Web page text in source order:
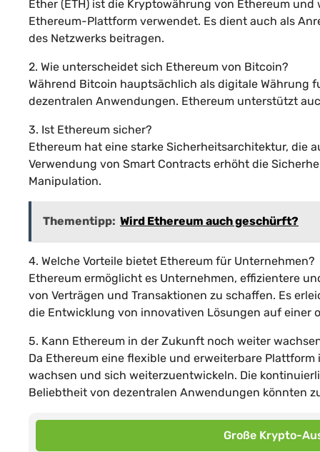
Ether (ETH) ist die Kryptowährung von Ethereum
Ethereum-Plattform verwendet. Es dient auch als
des Netzwerks beitragen.
2. Wie unterscheidet sich Ethereum von Bitcoin?
Während Bitcoin hauptsächlich als digitale
dezentralen Anwendungen. Ethereum unterstützt
3. Ist Ethereum sicher?
Ethereum hat eine starke Sicherheitsarchitektur, die
Verwendung von Smart Contracts erhöht die
Manipulation.
Thementipp: Wird Ethereum auch geschürft?
4. Welche Vorteile bietet Ethereum für Unternehmen?
Ethereum ermöglicht es Unternehmen, effizientere
von Verträgen und Transaktionen zu schaffen. Es
die Entwicklung von innovativen Lösungen auf einer
5. Kann Ethereum in der Zukunft noch weiter
Da Ethereum eine flexible und erweiterbare
wachsen und sich weiterzuentwickeln. Die
Beliebtheit von dezentralen Anwendungen könnten
Große Krypto-